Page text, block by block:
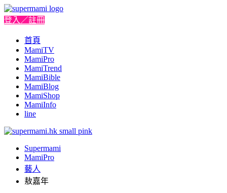
登入／註冊
首頁
MamiTV
MamiPro
MamiTrend
MamiBible
MamiBlog
MamiShop
MamiInfo
line
Supermami
MamiPro
藝人
敖嘉年